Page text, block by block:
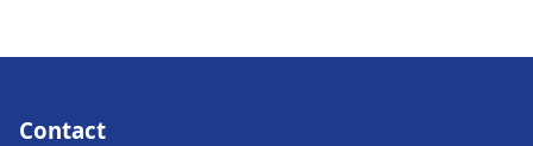
Contact